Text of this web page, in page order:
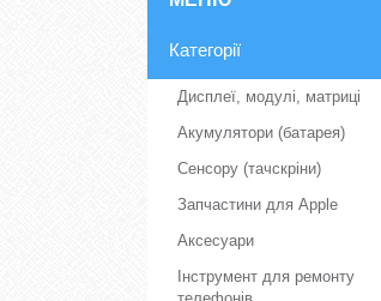
Категорії
Дисплеї, модулі, матриці
Акумулятори (батарея)
Сенсору (тачскріни)
Запчастини для Apple
Аксесуари
Інструмент для ремонту